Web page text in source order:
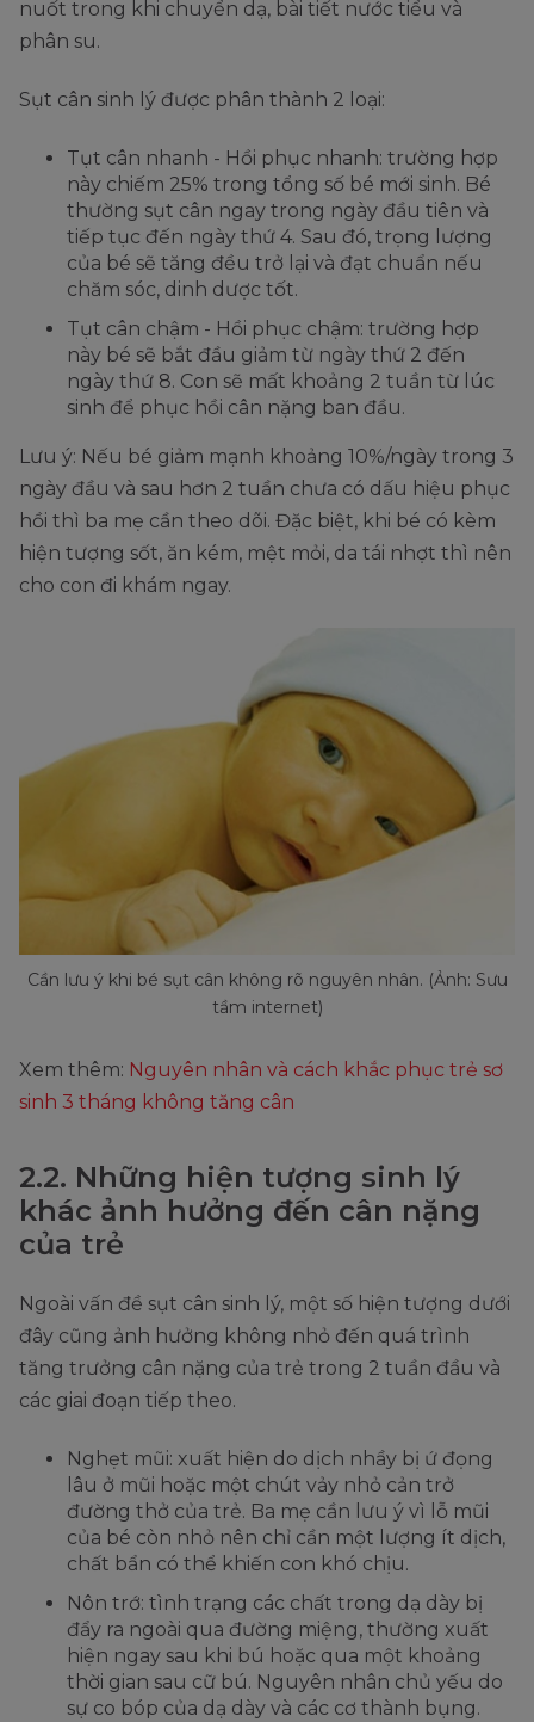
nuốt trong khi chuyển dạ, bài tiết nước tiểu và
phân su.
Sụt cân sinh lý được phân thành 2 loại:
Tụt cân nhanh - Hồi phục nhanh: trường hợp
này chiếm 25% trong tổng số bé mới sinh. Bé
thường sụt cân ngay trong ngày đầu tiên và
tiếp tục đến ngày thứ 4. Sau đó, trọng lượng
của bé sẽ tăng đều trở lại và đạt chuẩn nếu
chăm sóc, dinh dược tốt.
Tụt cân chậm - Hồi phục chậm: trường hợp
này bé sẽ bắt đầu giảm từ ngày thứ 2 đến
ngày thứ 8. Con sẽ mất khoảng 2 tuần từ lúc
sinh để phục hồi cân nặng ban đầu.
Lưu ý: Nếu bé giảm mạnh khoảng 10%/ngày trong 3
ngày đầu và sau hơn 2 tuần chưa có dấu hiệu phục
hồi thì ba mẹ cần theo dõi. Đặc biệt, khi bé có kèm
hiện tượng sốt, ăn kém, mệt mỏi, da tái nhợt thì nên
cho con đi khám ngay.
Cần lưu ý khi bé sụt cân không rõ nguyên nhân. (Ảnh: Sưu
tầm internet)
Xem thêm: Nguyên nhân và cách khắc phục trẻ sơ
sinh 3 tháng không tăng cân
2.2. Những hiện tượng sinh lý
khác ảnh hưởng đến cân nặng
của trẻ
Ngoài vấn đề sụt cân sinh lý, một số hiện tượng dưới
đây cũng ảnh hưởng không nhỏ đến quá trình
tăng trưởng cân nặng của trẻ trong 2 tuần đầu và
các giai đoạn tiếp theo.
Nghẹt mũi: xuất hiện do dịch nhầy bị ứ đọng
lâu ở mũi hoặc một chút vảy nhỏ cản trở
đường thở của trẻ. Ba mẹ cần lưu ý vì lỗ mũi
của bé còn nhỏ nên chỉ cần một lượng ít dịch,
chất bẩn có thể khiến con khó chịu.
Nôn trớ: tình trạng các chất trong dạ dày bị
đẩy ra ngoài qua đường miệng, thường xuất
hiện ngay sau khi bú hoặc qua một khoảng
thời gian sau cữ bú. Nguyên nhân chủ yếu do
sự co bóp của dạ dày và các cơ thành bụng.